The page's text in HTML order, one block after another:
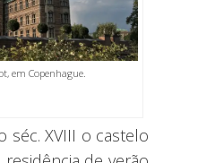
em Copenhague.
séc. XVIII o castelo